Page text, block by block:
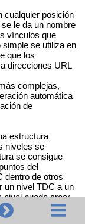
cualquier posición
le da un nombre
vínculos que
se utiliza en
que los
direcciones URL
complejas,
automática
de
estructura
niveles se
se consigue
del
dentro de otros
un nivel TDC a un
nivel puede crear
capítulo.
se crean